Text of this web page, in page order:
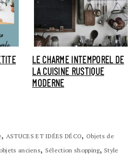
LE CHARME INTEMPOREL DE
LA CUISINE RUSTIQUE
MODERNE
, ASTUCES ET IDÉES DÉCO, Objets de
anciens, Sélection shopping, Style